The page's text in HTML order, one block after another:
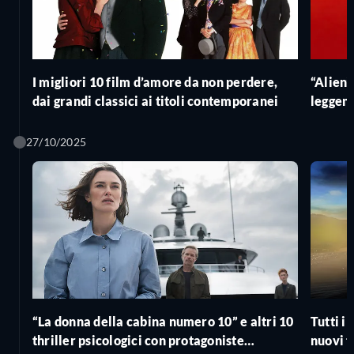
I migliori 10 film d’amore da non perdere,
dai grandi classici ai titoli contemporanei
27/10/2025
“La donna della cabina numero 10” e altri 10
thriller psicologici con protagoniste
Tutti i
nuovi